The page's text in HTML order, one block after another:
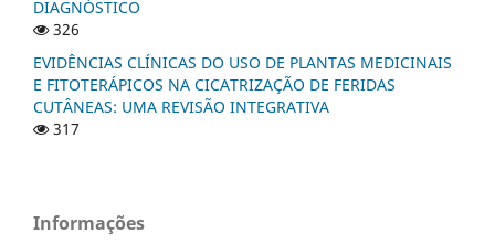
DIAGNÓSTICO
326
EVIDÊNCIAS CLÍNICAS DO USO DE PLANTAS MEDICINAIS
E FITOTERÁPICOS NA CICATRIZAÇÃO DE FERIDAS
CUTÂNEAS: UMA REVISÃO INTEGRATIVA
317
Informações